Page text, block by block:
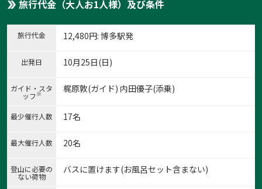
旅行代金（大人お1人様）及び条件
旅行代金 12,480円: 博多駅発
出発日 10月25日(日)
ガイド・スタ
ッフ※ 梶原敦(ガイド) 内田優子(添乗)
最少催行人数 17名
最大催行人数 20名
登山に必要の
ない荷物
バスに置けます(お風呂セット含まない)